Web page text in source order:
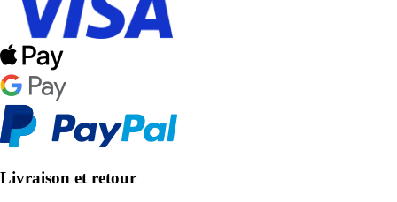
Livraison et retour